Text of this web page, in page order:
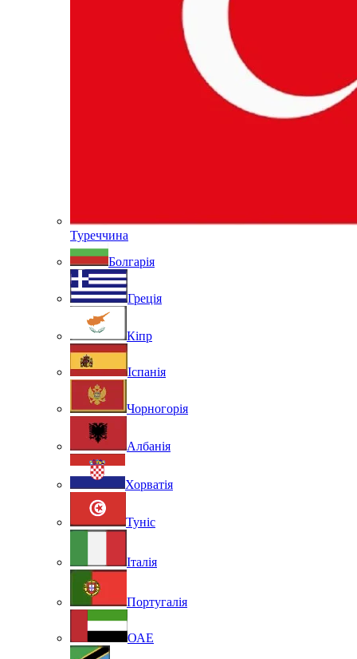
Туреччина
Болгарія
Греція
Кіпр
Іспанія
Чорногорія
Албанія
Хорватія
Туніс
Італія
Португалія
ОАЕ